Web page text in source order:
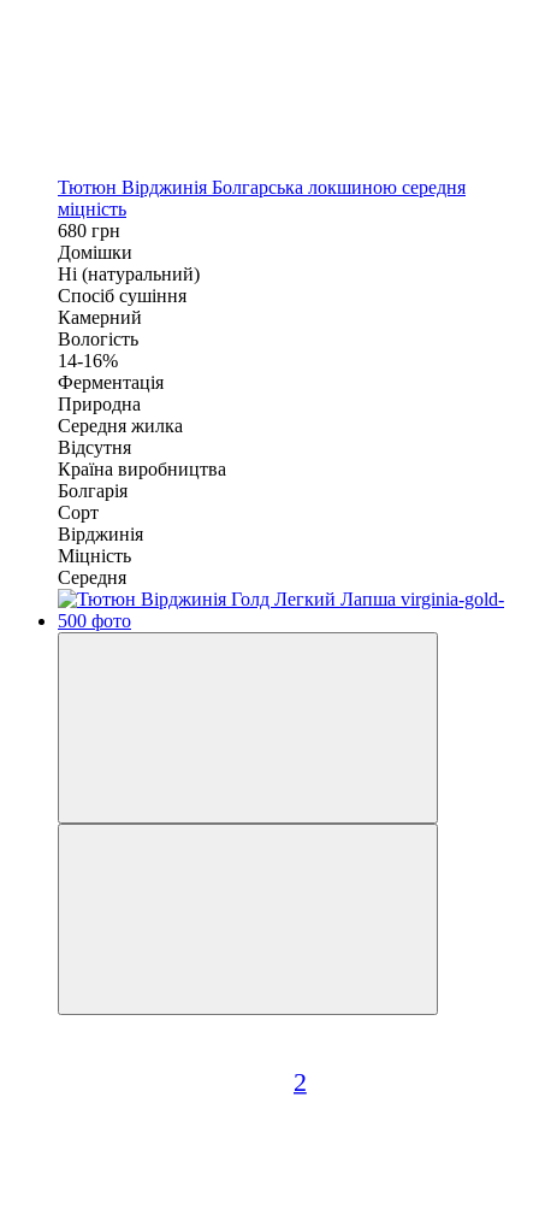
Тютюн Вірджинія Болгарська локшиною середня
міцність
680 грн
Домішки
Ні (натуральний)
Спосіб сушіння
Камерний
Вологість
14-16%
Ферментація
Природна
Середня жилка
Відсутня
Країна виробництва
Болгарія
Сорт
Вірджинія
Міцність
Середня
2